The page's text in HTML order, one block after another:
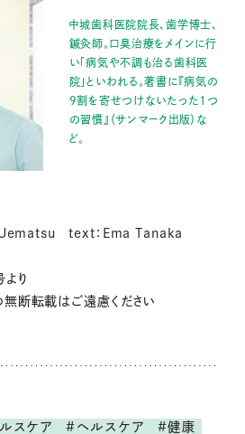
中城歯科医院院長、歯学博士、
鍼灸師。口臭治療をメインに行
い「病気や不調も治る歯科医
院」といわれる。著書に『病気の
9割を寄せつけないたった1つ
の習慣』（サンマーク出版）な
ど。
text：Ema Tanaka
り
無断転載はご遠慮ください
スケア #ヘルスケア
#健康